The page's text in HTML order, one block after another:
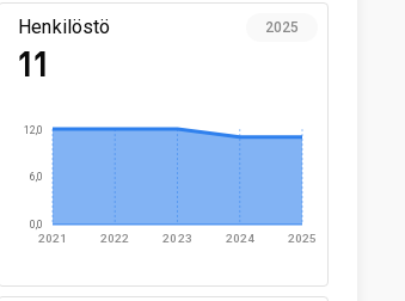
Henkilöstö
11
2025
2021 2022 2023 2024 2025
0,0
6,0
12,0